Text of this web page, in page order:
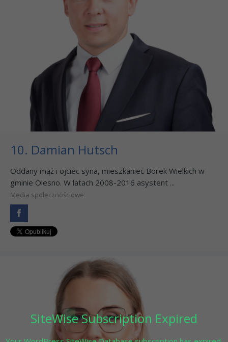
SiteWise Subscription Expired
10. Damian Hutsch
Oddany mąż i ojciec syna, mieszkaniec Borek Wielkich w
gminie Olesno. W latach 2008-2016 asystent ...
Media społecznościowe: